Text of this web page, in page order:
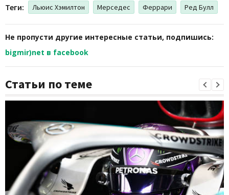
Теги: Льюис Хэмилтон Мерседес Феррари Ред Булл
Не пропусти другие интересные статьи, подпишись:
bigmir)net в facebook
Статьи по теме